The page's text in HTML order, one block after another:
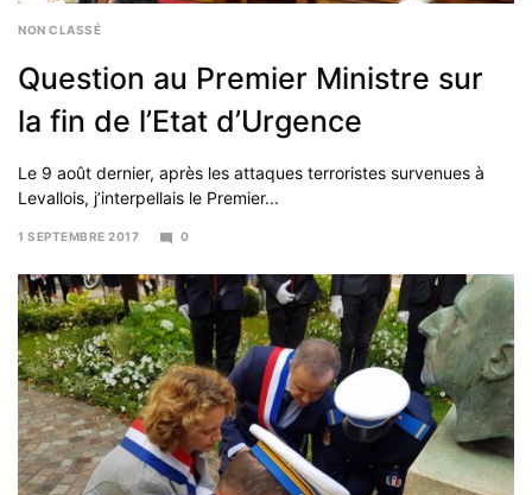
NON CLASSÉ
Question au Premier Ministre sur
la fin de l’Etat d’Urgence
Le 9 août dernier, après les attaques terroristes survenues à
Levallois, j’interpellais le Premier...
1 SEPTEMBRE 2017
AVRIL
2019
0